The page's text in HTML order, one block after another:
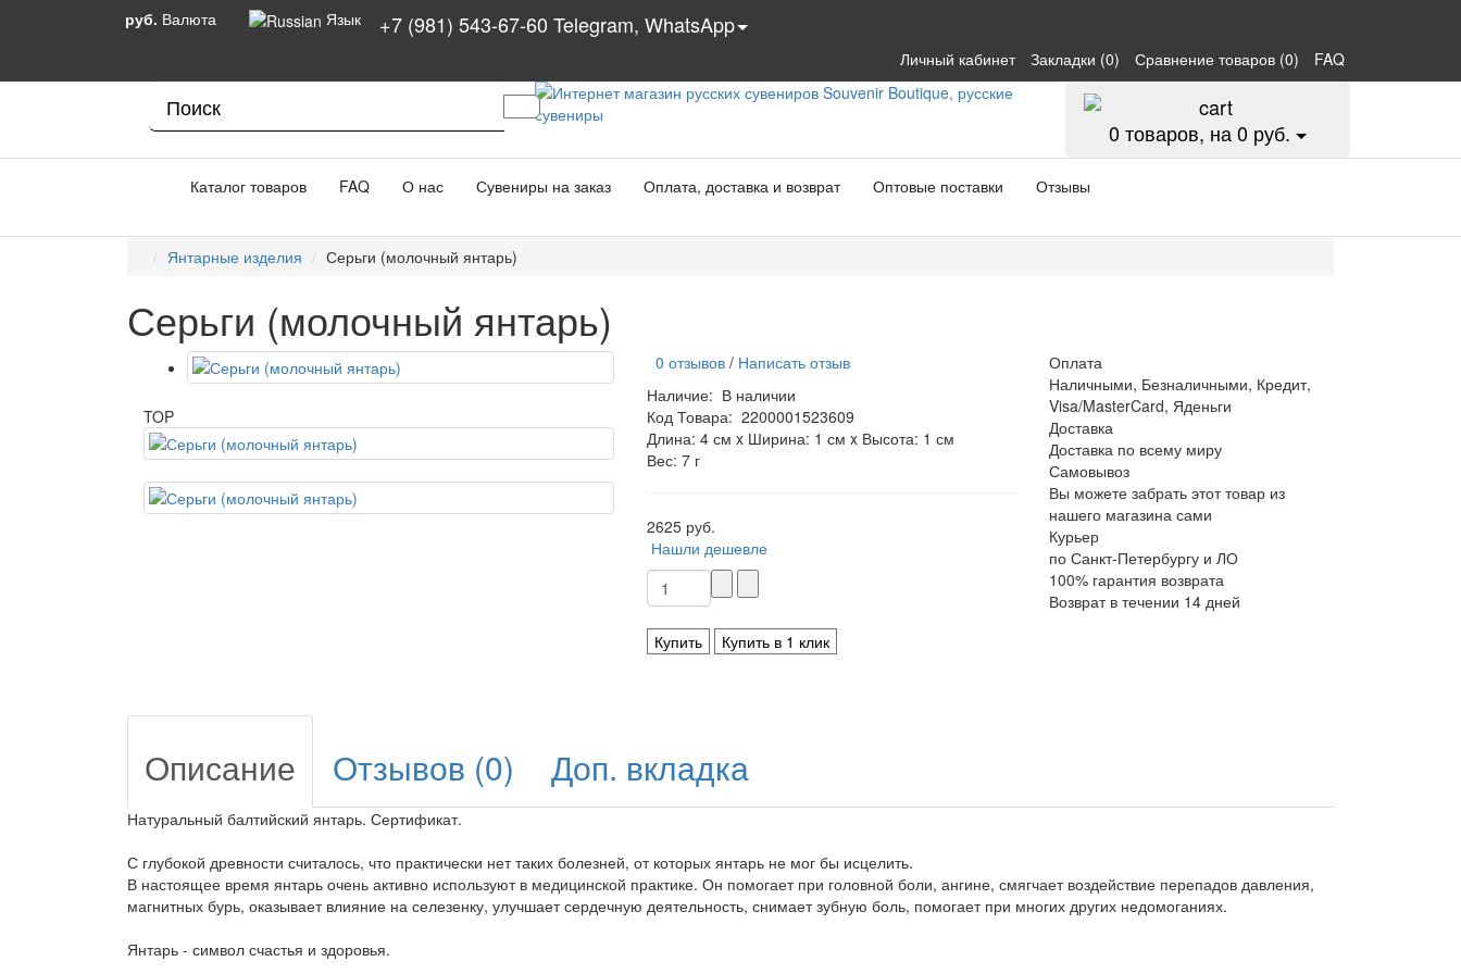
руб. Валюта Язык +7 (981) 543-67-60 Telegram, WhatsApp
Личный кабинет Закладки (0) Сравнение товаров (0) FAQ
0товаров, на 0 руб.
Каталог товаров FAQ О нас Сувениры на заказ Оплата, доставка и возврат Оптовые поставки Отзывы
Янтарные изделия Серьги (молочный янтарь)
Серьги (молочный янтарь)
TOP
0 отзывов / Написать отзыв
Наличие: В наличии
Код Товара: 2200001523609
Длина: 4 см x Ширина: 1 см x Высота: 1 см
Вес: 7 г
2625 руб.
Нашли дешевле
Купить Купить в 1 клик
Оплата
Наличными, Безналичными, Кредит,
Visa/MasterCard, Яденьги
Доставка
Доставка по всему миру
Самовывоз
Вы можете забрать этот товар из
нашего магазина сами
Курьер
по Санкт-Петербургу и ЛО
100% гарантия возврата
Возврат в течении 14 дней
Описание Отзывов (0) Доп. вкладка
Натуральный балтийский янтарь. Сертификат.
С глубокой древности считалось, что практически нет таких болезней, от которых янтарь не мог бы исцелить.
В настоящее время янтарь очень активно используют в медицинской практике. Он помогает при головной боли, ангине, смягчает воздействие перепадов давления,
магнитных бурь, оказывает влияние на селезенку, улучшает сердечную деятельность, снимает зубную боль, помогает при многих других недомоганиях.
Янтарь - символ счастья и здоровья.